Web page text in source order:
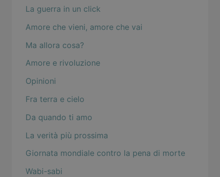
La guerra in un click
Amore che vieni, amore che vai
Ma allora cosa?
Amore e rivoluzione
Opinioni
Fra terra e cielo
Da quando ti amo
La verità più prossima
Giornata mondiale contro la pena di morte
Wabi-sabi